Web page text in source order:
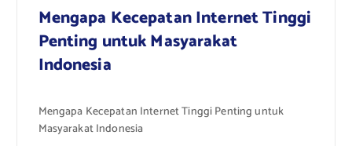
Mengapa Kecepatan Internet Tinggi
Penting untuk Masyarakat
Indonesia
Mengapa Kecepatan Internet Tinggi Penting untuk
Masyarakat Indonesia